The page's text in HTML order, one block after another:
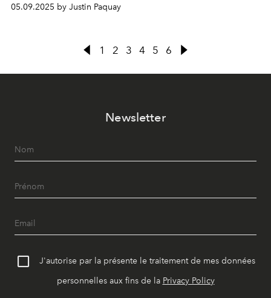
de vivre se rejoignent.
05.09.2025 by Justin Paquay
1 2 3 4 5 6
Newsletter
J'autorise par la présente le traitement de mes données
personnelles aux fins de la Privacy Policy